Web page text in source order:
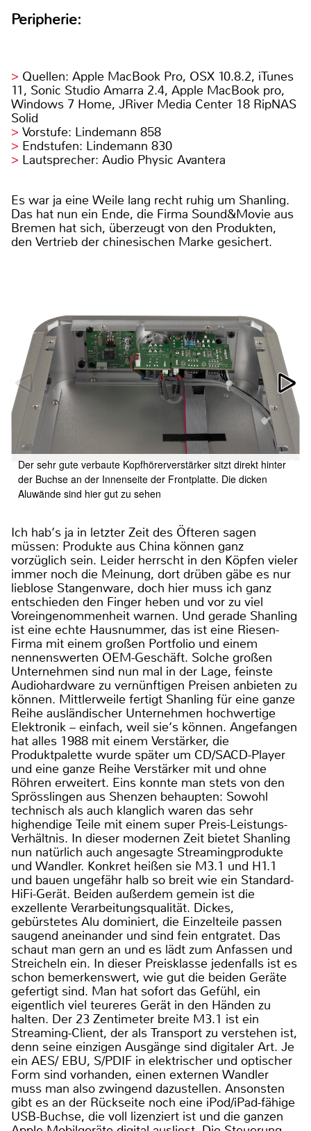
Peripherie:
Quellen: Apple MacBook Pro, OSX 10.8.2, iTunes
11, Sonic Studio Amarra 2.4, Apple MacBook pro,
Windows 7 Home, JRiver Media Center 18 RipNAS
Solid
Vorstufe: Lindemann 858
Endstufen: Lindemann 830
Lautsprecher: Audio Physic Avantera
Es war ja eine Weile lang recht ruhig um Shanling.
Das hat nun ein Ende, die Firma Sound&Movie aus
Bremen hat sich, überzeugt von den Produkten,
den Vertrieb der chinesischen Marke gesichert.
Der sehr gute verbaute Kopfhörerverstärker sitzt direkt hinter
der Buchse an der Innenseite der Frontplatte. Die dicken
Aluwände sind hier gut zu sehen
Ich hab‘s ja in letzter Zeit des Öfteren sagen
müssen: Produkte aus China können ganz
vorzüglich sein. Leider herrscht in den Köpfen vieler
immer noch die Meinung, dort drüben gäbe es nur
lieblose Stangenware, doch hier muss ich ganz
entschieden den Finger heben und vor zu viel
Voreingenommenheit warnen. Und gerade Shanling
ist eine echte Hausnummer, das ist eine Riesen-
Firma mit einem großen Portfolio und einem
nennenswerten OEM-Geschäft. Solche großen
Unternehmen sind nun mal in der Lage, feinste
Audiohardware zu vernünftigen Preisen anbieten zu
können. Mittlerweile fertigt Shanling für eine ganze
Reihe ausländischer Unternehmen hochwertige
Elektronik – einfach, weil sie‘s können. Angefangen
hat alles 1988 mit einem Verstärker, die
Produktpalette wurde später um CD/SACD-Player
und eine ganze Reihe Verstärker mit und ohne
Röhren erweitert. Eins konnte man stets von den
Sprösslingen aus Shenzen behaupten: Sowohl
technisch als auch klanglich waren das sehr
highendige Teile mit einem super Preis-Leistungs-
Verhältnis. In dieser modernen Zeit bietet Shanling
nun natürlich auch angesagte Streamingprodukte
und Wandler. Konkret heißen sie M3.1 und H1.1
und bauen ungefähr halb so breit wie ein Standard-
HiFi-Gerät. Beiden außerdem gemein ist die
exzellente Verarbeitungsqualität. Dickes,
gebürstetes Alu dominiert, die Einzelteile passen
saugend aneinander und sind fein entgratet. Das
schaut man gern an und es lädt zum Anfassen und
Streicheln ein. In dieser Preisklasse jedenfalls ist es
schon bemerkenswert, wie gut die beiden Geräte
gefertigt sind. Man hat sofort das Gefühl, ein
eigentlich viel teureres Gerät in den Händen zu
halten. Der 23 Zentimeter breite M3.1 ist ein
Streaming-Client, der als Transport zu verstehen ist,
denn seine einzigen Ausgänge sind digitaler Art. Je
ein AES/ EBU, S/PDIF in elektrischer und optischer
Form sind vorhanden, einen externen Wandler
muss man also zwingend dazustellen. Ansonsten
gibt es an der Rückseite noch eine iPod/iPad-fähige
USB-Buchse, die voll lizenziert ist und die ganzen